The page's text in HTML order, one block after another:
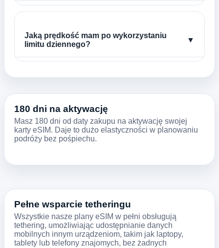
Jaką prędkość mam po wykorzystaniu
limitu dziennego?
▼
180 dni na aktywację
Masz 180 dni od daty zakupu na aktywację swojej
karty eSIM. Daje to dużo elastyczności w planowaniu
podróży bez pośpiechu.
Pełne wsparcie tetheringu
Wszystkie nasze plany eSIM w pełni obsługują
tethering, umożliwiając udostępnianie danych
mobilnych innym urządzeniom, takim jak laptopy,
tablety lub telefony znajomych, bez żadnych